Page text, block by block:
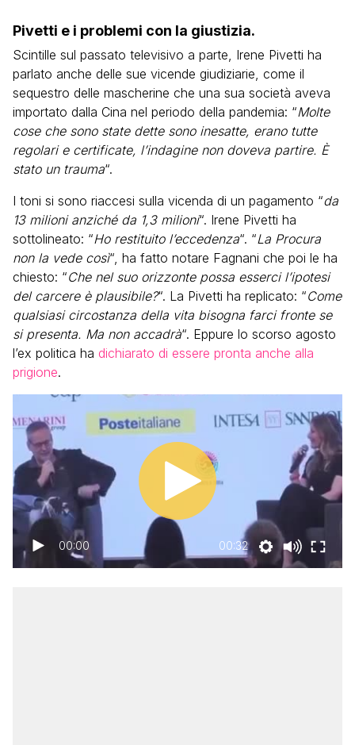
Pivetti e i problemi con la giustizia.
Scintille sul passato televisivo a parte, Irene Pivetti ha
parlato anche delle sue vicende giudiziarie, come il
sequestro delle mascherine che una sua società aveva
importato dalla Cina nel periodo della pandemia: “Molte
cose che sono state dette sono inesatte, erano tutte
regolari e certificate, l’indagine non doveva partire. È
stato un trauma“.
I toni si sono riaccesi sulla vicenda di un pagamento “da
13 milioni anziché da 1,3 milioni“. Irene Pivetti ha
sottolineato: “Ho restituito l’eccedenza“. “La Procura
non la vede così“, ha fatto notare Fagnani che poi le ha
chiesto: “Che nel suo orizzonte possa esserci l’ipotesi
del carcere è plausibile?“. La Pivetti ha replicato: “Come
qualsiasi circostanza della vita bisogna farci fronte se
si presenta. Ma non accadrà“. Eppure lo scorso agosto
l’ex politica ha dichiarato di essere pronta anche alla
prigione.
00:00 00:32